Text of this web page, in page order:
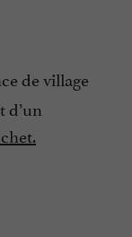
de village
d’un